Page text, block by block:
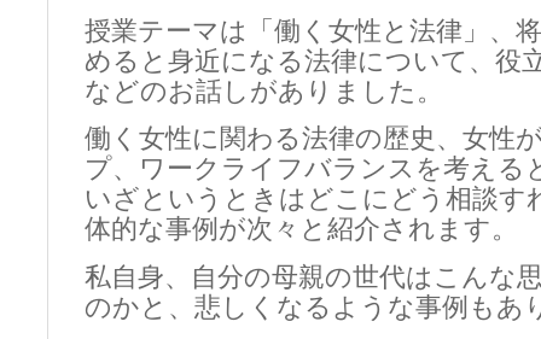
授業テーマは「働く女性と法律」、
めると身近になる法律について、役
などのお話しがありました。
働く女性に関わる法律の歴史、女性
プ、ワークライフバランスを考える
いざというときはどこにどう相談す
体的な事例が次々と紹介されます。
私自身、自分の母親の世代はこんな
のかと、悲しくなるような事例もあ